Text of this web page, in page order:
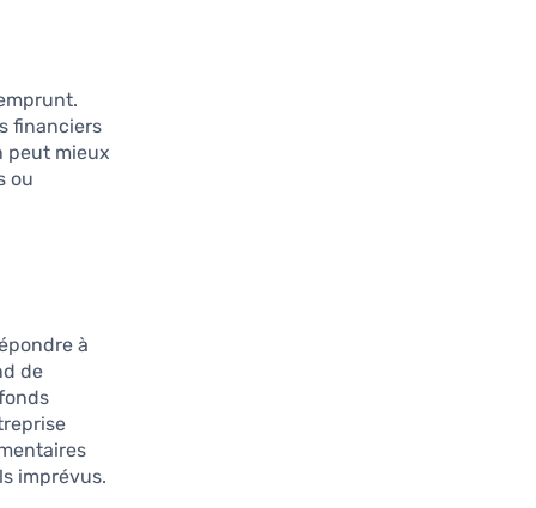
financiers
peut mieux
ou
à
de
imprévus.